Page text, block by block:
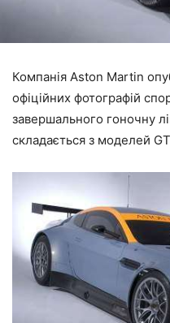
Компанія Aston Martin
офіційних фотографій
завершального гоночну
складається з моделей